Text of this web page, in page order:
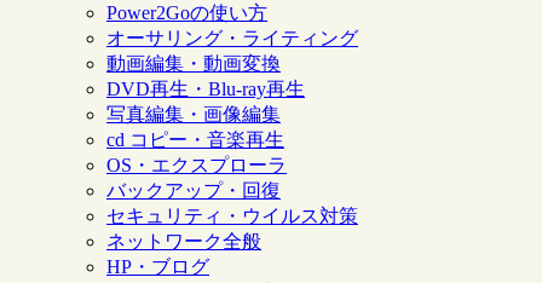
Power2Goの使い方
オーサリング・ライティング
動画編集・動画変換
DVD再生・Blu-ray再生
写真編集・画像編集
cd コピー・音楽再生
OS・エクスプローラ
バックアップ・回復
セキュリティ・ウイルス対策
ネットワーク全般
HP・ブログ